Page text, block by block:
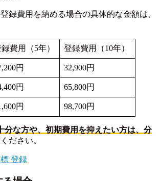
録費用を納める場合の具体的な金額は、
費用（5年） 登録費用（10年）
円 32,900円
円 65,800円
円 98,700円
分な方や、初期費用を抑えたい方は、分
ださい。